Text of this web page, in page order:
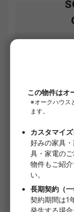
賃料
共益費・管理費
事務手数料